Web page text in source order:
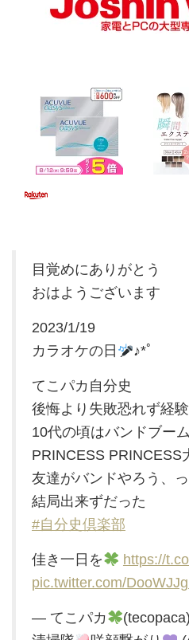
目覚めにありがとう
おはようございます
2023/1/19
カラオケの日
♪*ﾟ
てこパカ自分史
後悔より失敗恐れず経
10代の頃はバンドブー
PRINCESS PRINCESS
友達がバンドやろう、
結局出来ずだった
#自分史倶楽部
佳き一日を
https://
pic.twitter.com/
— てこパカ